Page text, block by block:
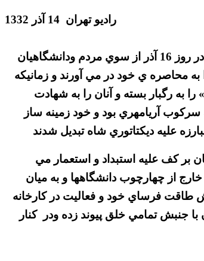
راديو تهران 14 آذر 1332
به هنگام تجديد رابطه با انگليس كه همزمان با ورود نيكسون، معاون رييس جمهوري آمريكا در راس يك هييت اقتصادي به ايران بود، در روز 16 آذر از سوي مردم ودانشگاهيان
محاصره ي خود در مي آورند و زمانيكه
به رگبار بسته و آنان را به شهادت
آريامهري بود و خود زمينه ساز
عليه ديكتاتوري شاه تبديل شدند
دانشجويان مبارزي كه جان بر كف عليه استبداد و استعمار مي
از چهارچوب دانشگاهها و به ميان
طاقت فرساي خود و فعاليت در كارخانه
جنبش تمامي خلق پيوند زده ودر كنار